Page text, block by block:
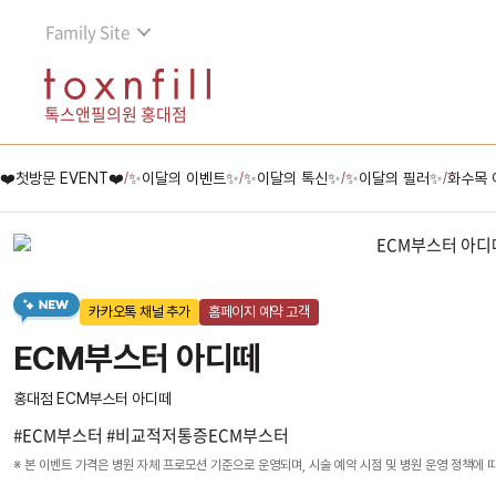
Family Site
톡스앤필의원 홍대점
❤️첫방문 EVENT❤️/✨이달의 이벤트✨/✨이달의 톡신✨/✨이달의 필러✨/화수목
카카오톡 채널 추가 홈페이지 예약 고객
ECM부스터 아디떼
홍대점 ECM부스터 아디떼
#ECM부스터 #비교적저통증ECM부스터
※ 본 이벤트 가격은 병원 자체 프로모션 기준으로 운영되며, 시술 예약 시점 및 병원 운영 정책에